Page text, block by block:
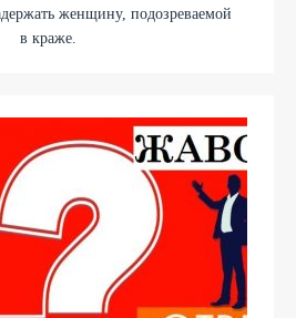
женщину, подозреваемой
в краже.